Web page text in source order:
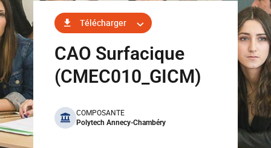
Télécharger
CAO Surfacique
(CMEC010_GICM)
benefits
COMPOSANTE
Polytech Annecy-Chambéry